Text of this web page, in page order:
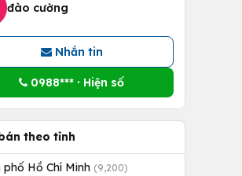
đào cường
Nhắn tin
0988*** · Hiện số
theo tỉnh
phố Hồ Chí Minh (9,200)